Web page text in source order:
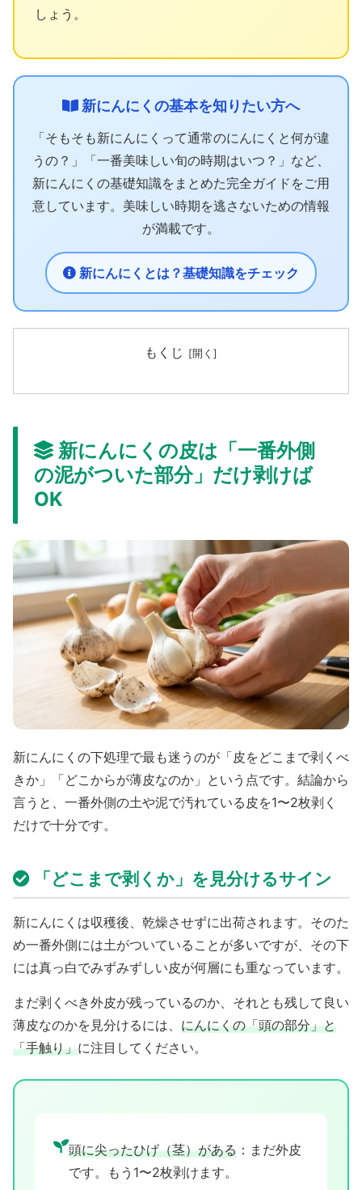
しょう。
新にんにくの基本を知りたい方へ
「そもそも新にんにくって通常のにんにくと何が違
うの？」「一番美味しい旬の時期はいつ？」など、
新にんにくの基礎知識をまとめた完全ガイドをご用
意しています。美味しい時期を逃さないための情報
が満載です。
新にんにくとは？基礎知識をチェック
もくじ
新にんにくの皮は「一番外側
の泥がついた部分」だけ剥けば
OK
新にんにくの下処理で最も迷うのが「皮をどこまで剥くべ
きか」「どこからが薄皮なのか」という点です。結論から
言うと、一番外側の土や泥で汚れている皮を1〜2枚剥く
だけで十分です。
「どこまで剥くか」を見分けるサイン
新にんにくは収穫後、乾燥させずに出荷されます。そのた
め一番外側には土がついていることが多いですが、その下
には真っ白でみずみずしい皮が何層にも重なっています。
まだ剥くべき外皮が残っているのか、それとも残して良い
薄皮なのかを見分けるには、 にんにくの「頭の部分」と
「手触り」に注目してください。
頭に尖ったひげ（茎）がある ：まだ外皮
です。もう1〜2枚剥けます。